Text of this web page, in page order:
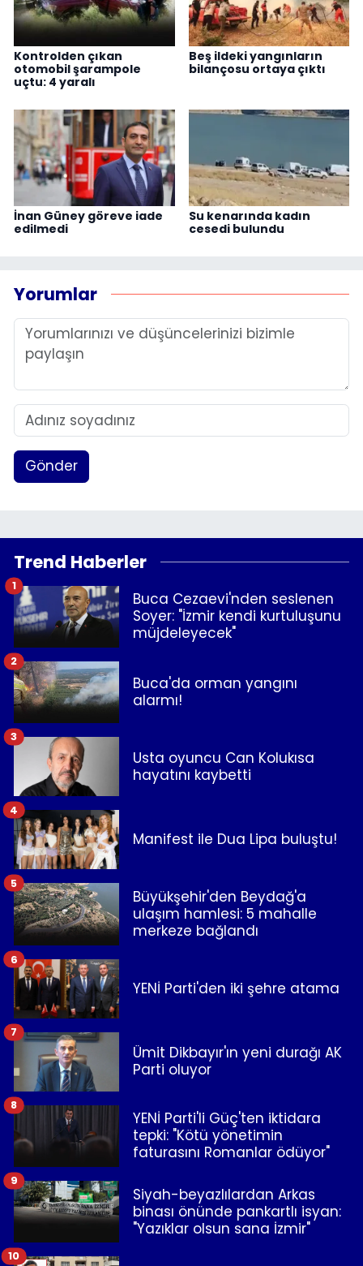
Kontrolden çıkan
otomobil şarampole
uçtu: 4 yaralı
Beş ildeki yangınların
bilançosu ortaya çıktı
İnan Güney göreve iade
edilmedi
Su kenarında kadın
cesedi bulundu
Yorumlar
Gönder
Trend Haberler
Buca Cezaevi'nden seslenen
Soyer: "İzmir kendi kurtuluşunu
müjdeleyecek"
1
Buca'da orman yangını
alarmı!
2
Usta oyuncu Can Kolukısa
hayatını kaybetti
3
Manifest ile Dua Lipa buluştu!
4
Büyükşehir'den Beydağ'a
ulaşım hamlesi: 5 mahalle
merkeze bağlandı
5
YENİ Parti'den iki şehre atama
6
Ümit Dikbayır'ın yeni durağı AK
Parti oluyor
7
YENİ Parti'li Güç'ten iktidara
tepki: "Kötü yönetimin
faturasını Romanlar ödüyor"
8
Siyah-beyazlılardan Arkas
binası önünde pankartlı isyan:
"Yazıklar olsun sana İzmir"
9
10